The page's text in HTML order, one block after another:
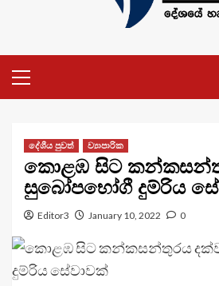
Menu
දේශීය පුවත් ව්‍යාපාරික
කොළඹ සිට
සුබෝපභෝගී දුම්රිය
Editor3 January 10, 2022 0